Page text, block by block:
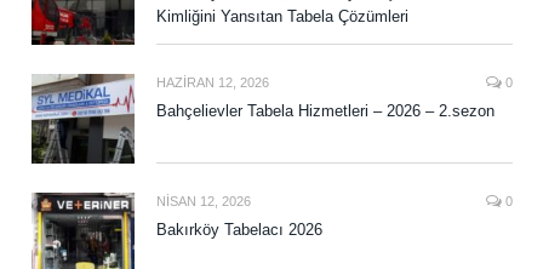
Kimliğini Yansıtan Tabela Çözümleri
HAZIRAN 12, 2026 0
Bahçelievler Tabela Hizmetleri – 2026 – 2.sezon
NISAN 12, 2026 0
Bakırköy Tabelacı 2026